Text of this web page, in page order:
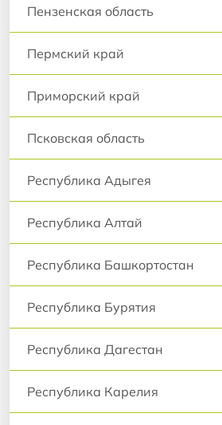
Пензенская область
Пермский край
Приморский край
Псковская область
Республика Адыгея
Республика Алтай
Республика Башкортостан
Республика Бурятия
Республика Дагестан
Республика Карелия